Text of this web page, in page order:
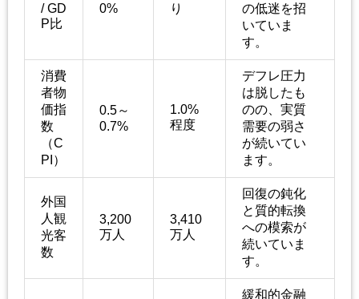
/ GD
P比
0%
り
の低迷を招
いていま
す。
消費
者物
価指
数
（C
PI）
0.5～
0.7%
1.0%
程度
デフレ圧力
は脱したも
のの、実質
需要の弱さ
が続いてい
ます。
外国
人観
光客
数
3,200
万人
3,410
万人
回復の鈍化
と質的転換
への模索が
続いていま
す。
緩和的金融